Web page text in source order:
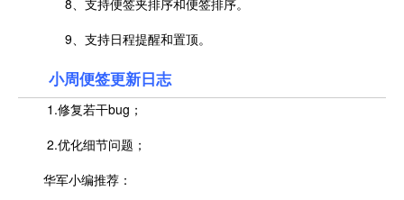
9、支持日程提醒和置顶。
小周便签更新日志
1.修复若干bug；
2.优化细节问题；
华军小编推荐：